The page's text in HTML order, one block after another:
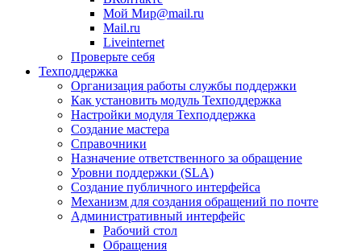
Мой Мир@mail.ru
Mail.ru
Liveinternet
Проверьте себя
Техподдержка
Организация работы службы поддержки
Как установить модуль Техподдержка
Настройки модуля Техподдержка
Создание мастера
Справочники
Назначение ответственного за обращение
Уровни поддержки (SLA)
Создание публичного интерфейса
Механизм для создания обращений по почте
Административный интерфейс
Рабочий стол
Обращения